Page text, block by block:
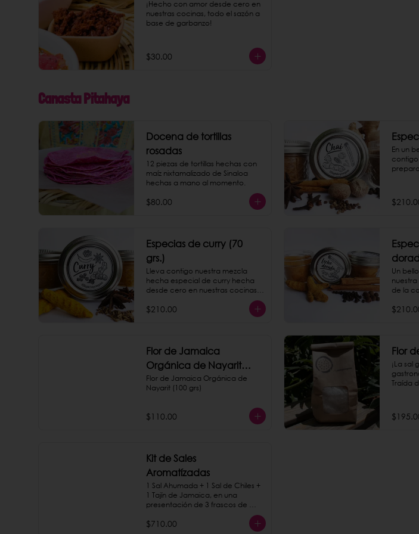
¡Hecho con amor desde cero en
nuestras cocinas, todo el sazón a
base de garbanzo!
$30.00
Canasta Pitahaya
Docena de tortillas
rosadas
12 piezas de tortillas hechas con
maíz nixtamalizado de Sinaloa
hechas a mano al momento.
$80.00
En un
Especias de curry (70
grs.)
Lleva contigo nuestra mezcla
hecha especial de curry hecha
desde cero en nuestras cocinas.
nuestro taquito de papas!
$210.00
Un
de la
Flor de Jamaica
Orgánica de Nayarit
(100 grs)
Flor de Jamaica Orgánica de
Nayarit (100 grs)
$110.00
Flor
¡La sal
Traída
Kit de Sales
Aromatízadas
1 Sal Ahumada + 1 Sal de Chiles +
1 Tajín de Jamaica, en una
presentación de 3 frascos de
madera.
$710.00